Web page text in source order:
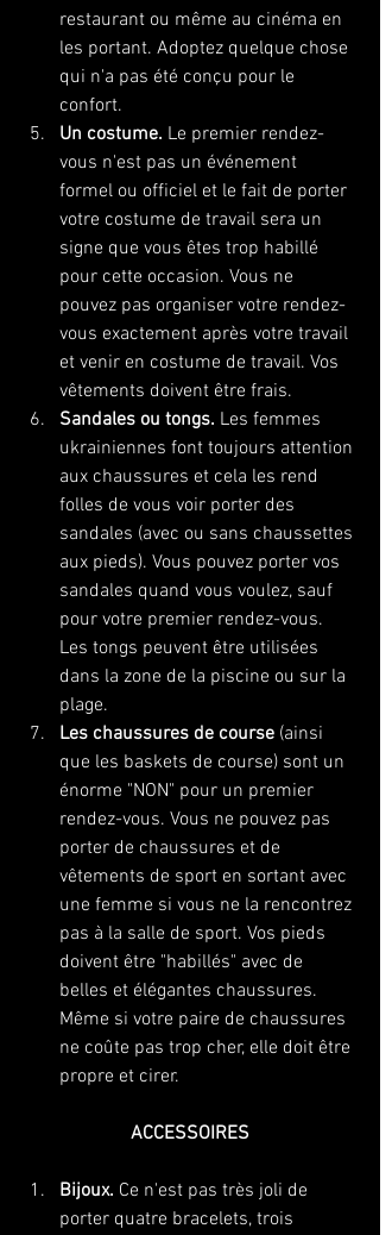
restaurant ou même au cinéma en
les portant. Adoptez quelque chose
qui n'a pas été conçu pour le
confort.
Un costume. Le premier rendez-
vous n'est pas un événement
formel ou officiel et le fait de porter
votre costume de travail sera un
signe que vous êtes trop habillé
pour cette occasion. Vous ne
pouvez pas organiser votre rendez-
vous exactement après votre travail
et venir en costume de travail. Vos
vêtements doivent être frais.
Sandales ou tongs. Les femmes
ukrainiennes font toujours attention
aux chaussures et cela les rend
folles de vous voir porter des
sandales (avec ou sans chaussettes
aux pieds). Vous pouvez porter vos
sandales quand vous voulez, sauf
pour votre premier rendez-vous.
Les tongs peuvent être utilisées
dans la zone de la piscine ou sur la
plage.
Les chaussures de course (ainsi
que les baskets de course) sont un
énorme "NON" pour un premier
rendez-vous. Vous ne pouvez pas
porter de chaussures et de
vêtements de sport en sortant avec
une femme si vous ne la rencontrez
pas à la salle de sport. Vos pieds
doivent être "habillés" avec de
belles et élégantes chaussures.
Même si votre paire de chaussures
ne coûte pas trop cher, elle doit être
propre et cirer.
ACCESSOIRES
Bijoux. Ce n'est pas très joli de
porter quatre bracelets, trois